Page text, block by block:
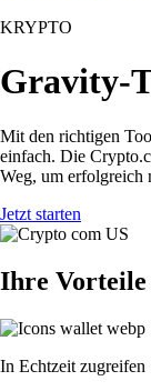
KRYPTO
Gravity-
Mit den richtigen
einfach. Die
Weg, um erfolgreich
Jetzt starten
Ihre
In Echtzeit zugreifen